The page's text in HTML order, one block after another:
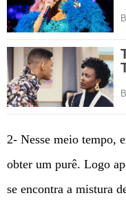
2- Nesse meio tempo,
obter um purê. Logo
se encontra a mistura